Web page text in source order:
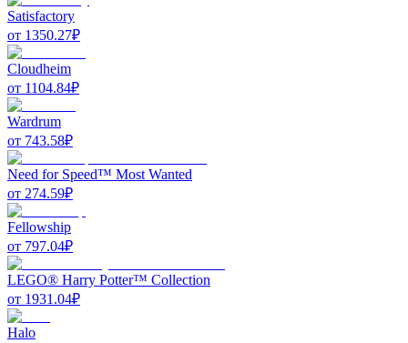
Satisfactory
от 1350.27₽
Cloudheim
от 1104.84₽
Wardrum
от 743.58₽
Need for Speed™ Most Wanted
от 274.59₽
Fellowship
от 797.04₽
LEGO® Harry Potter™ Collection
от 1931.04₽
Halo